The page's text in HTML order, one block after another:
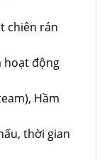
chiên rán
hoạt động
Hầm
thời gian